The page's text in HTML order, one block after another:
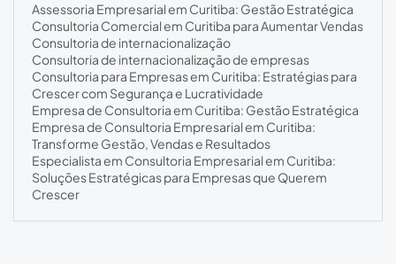
Assessoria Empresarial em Curitiba: Gestão Estratégica
Consultoria Comercial em Curitiba para Aumentar Vendas
Consultoria de internacionalização
Consultoria de internacionalização de empresas
Consultoria para Empresas em Curitiba: Estratégias para
Crescer com Segurança e Lucratividade
Empresa de Consultoria em Curitiba: Gestão Estratégica
Empresa de Consultoria Empresarial em Curitiba:
Transforme Gestão, Vendas e Resultados
Especialista em Consultoria Empresarial em Curitiba:
Soluções Estratégicas para Empresas que Querem
Crescer